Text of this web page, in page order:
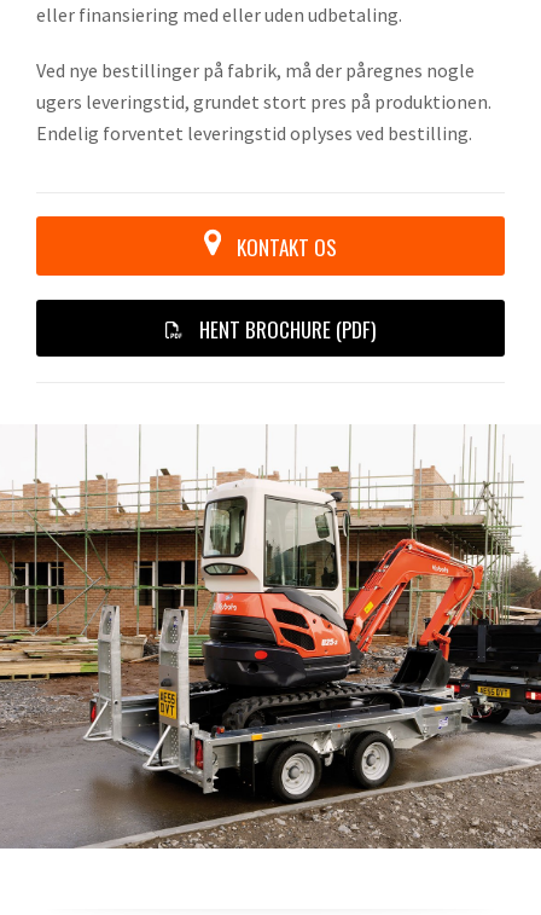
eller finansiering med eller uden udbetaling.
Ved nye bestillinger på fabrik, må der påregnes nogle
ugers leveringstid, grundet stort pres på produktionen.
Endelig forventet leveringstid oplyses ved bestilling.
KONTAKT OS
HENT BROCHURE (PDF)